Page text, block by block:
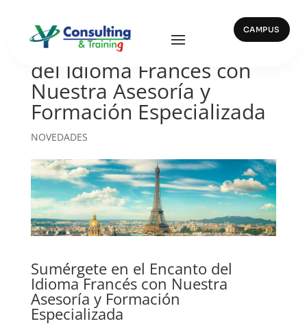
CAMPUS
Sumérgete en el Encanto
del Idioma Francés con
Nuestra Asesoría y
Formación Especializada
NOVEDADES
Sumérgete en el Encanto del
Idioma Francés con Nuestra
Asesoría y Formación
Especializada